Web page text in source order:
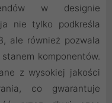
w designie
nie tylko podkreśla
ale również pozwala
komponentów.
z wysokiej jakości
co gwarantuje